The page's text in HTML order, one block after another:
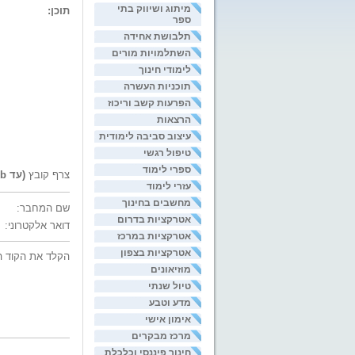
מיתוג ושיווק בתי
ספר
תלבושת אחידה
השתלמויות מורים
לימודי חינוך
תוכניות העשרה
הפרעות קשב וריכוז
הרצאות
עיצוב סביבה לימודית
טיפול רגשי
ספרי לימוד
עזרי לימוד
מחשבים בחינוך
אטרקציות בדרום
אטרקציות במרכז
אטרקציות בצפון
מוזיאונים
טיול שנתי
מדע וטבע
אימון אישי
מרכז מבקרים
חינוך פיננסי וכלכלת
תוכן:
צרף קובץ(עד 200kb)
שם המחבר:
דואר אלקטרוני:
הקלד את הקוד